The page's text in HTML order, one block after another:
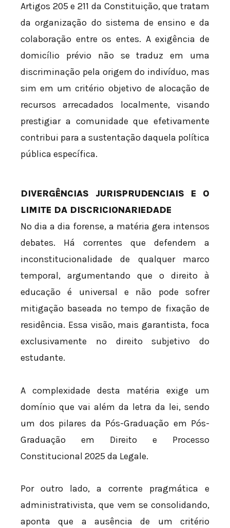
Artigos 205 e 211 da Constituição, que tratam
da organização do sistema de ensino e da
colaboração entre os entes. A exigência de
domicílio prévio não se traduz em uma
discriminação pela origem do indivíduo, mas
sim em um critério objetivo de alocação de
recursos arrecadados localmente, visando
prestigiar a comunidade que efetivamente
contribui para a sustentação daquela política
pública específica.
DIVERGÊNCIAS JURISPRUDENCIAIS E O
LIMITE DA DISCRICIONARIEDADE
No dia a dia forense, a matéria gera intensos
debates. Há correntes que defendem a
inconstitucionalidade de qualquer marco
temporal, argumentando que o direito à
educação é universal e não pode sofrer
mitigação baseada no tempo de fixação de
residência. Essa visão, mais garantista, foca
exclusivamente no direito subjetivo do
estudante.
A complexidade desta matéria exige um
domínio que vai além da letra da lei, sendo
um dos pilares da Pós-Graduação em Pós-
Graduação em Direito e Processo
Constitucional 2025 da Legale.
Por outro lado, a corrente pragmática e
administrativista, que vem se consolidando,
aponta que a ausência de um critério